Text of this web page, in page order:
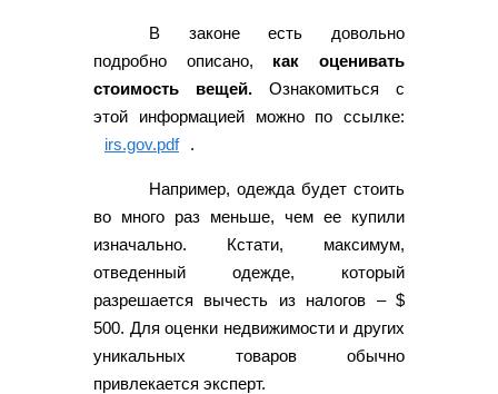
В законе есть довольно
подробно описано, как оценивать
стоимость вещей. Ознакомиться с
этой информацией можно по ссылке:
irs.gov.pdf
.
Например, одежда будет стоить
во много раз меньше, чем ее купили
изначально. Кстати, максимум,
отведенный одежде, который
разрешается вычесть из налогов – $
500. Для оценки недвижимости и других
уникальных товаров обычно
привлекается эксперт.